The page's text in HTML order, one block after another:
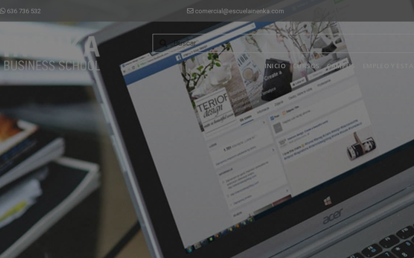
636 736 532 comercial@escuelainenka.com
INICIO CURSOS CAMPUS EMPLEO Y